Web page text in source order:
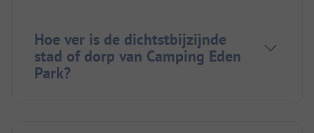
Hoe ver is de dichtstbijzijnde
stad of dorp van Camping Eden
Park?